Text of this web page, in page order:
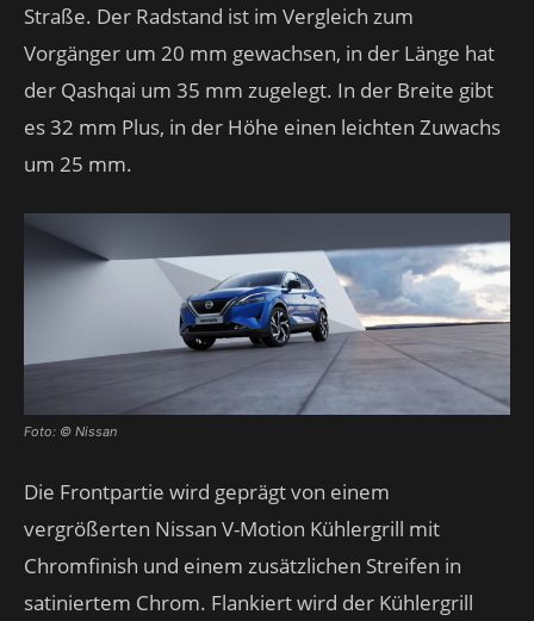
Straße. Der Radstand ist im Vergleich zum
Vorgänger um 20 mm gewachsen, in der Länge hat
der Qashqai um 35 mm zugelegt. In der Breite gibt
es 32 mm Plus, in der Höhe einen leichten Zuwachs
um 25 mm.
Foto: © Nissan
Die Frontpartie wird geprägt von einem
vergrößerten Nissan V-Motion Kühlergrill mit
Chromfinish und einem zusätzlichen Streifen in
satiniertem Chrom. Flankiert wird der Kühlergrill